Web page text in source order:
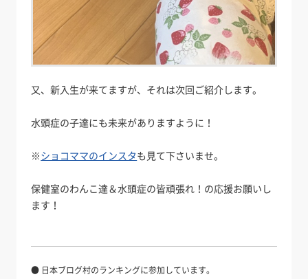
又、新入生が来てますが、それは次回ご紹介します。
水頭症の子達にも未来がありますように！
※ショコママのインスタも見て下さいませ。
保健室のわんこ達＆水頭症の皆頑張れ！の応援お願いし
ます！
● 日本ブログ村のランキングに参加しています。